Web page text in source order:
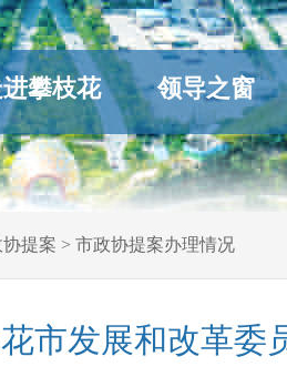
攀枝花 领导之窗
提案 > 市政协提案办理情况
市发展和改革委